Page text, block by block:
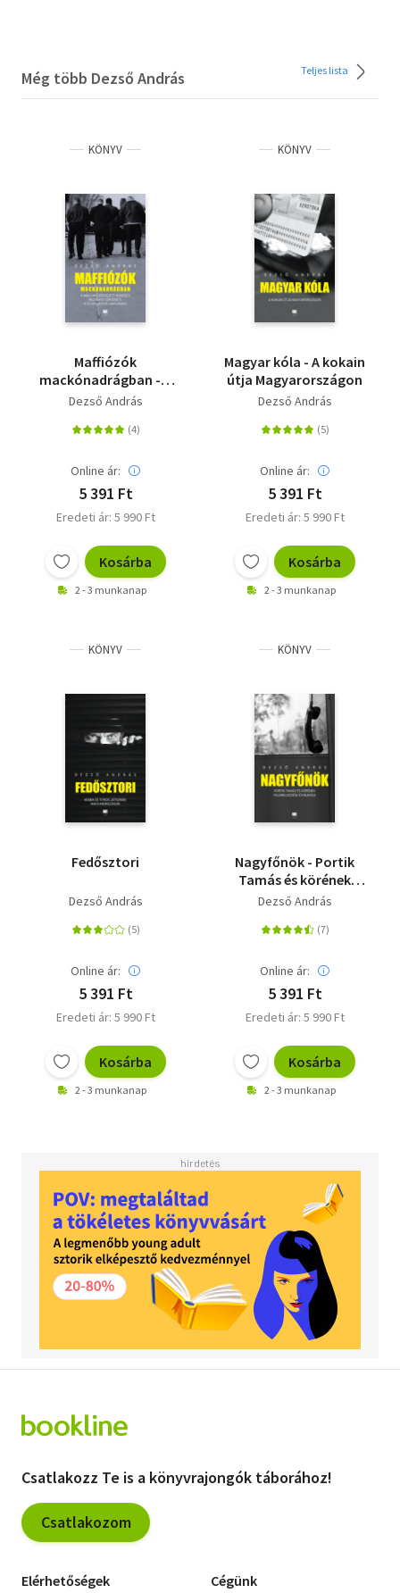
Még több Dezső András Teljes lista
KÖNYV
Maffiózók
mackónadrágban - A
magyar szervezett
története a 70-es
Dezső András
Online ár:
5 391 Ft
Eredeti ár: 5 990 Ft
Kosárba
2 - 3 munkanap
KÖNYV
Magyar kóla - A kokain
útja Magyarországon
Dezső András
Online ár:
5 391 Ft
Eredeti ár: 5 990 Ft
Kosárba
2 - 3 munkanap
KÖNYV
Fedősztori
Dezső András
Online ár:
5 391 Ft
Eredeti ár: 5 990 Ft
Kosárba
2 - 3 munkanap
KÖNYV
Nagyfőnök - Portik
Tamás és körének
felemelkedése és
Dezső András
Online ár:
5 391 Ft
Eredeti ár: 5 990 Ft
Kosárba
2 - 3 munkanap
Csatlakozz Te is a könyvrajongók táborához!
Csatlakozom
Elérhetőségek Cégünk